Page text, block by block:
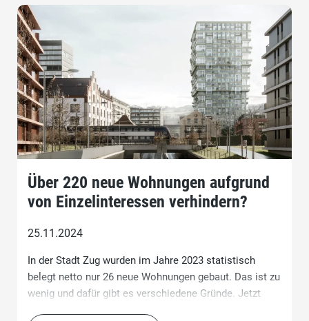
Über 220 neue Wohnungen aufgrund
von Einzelinteressen verhindern?
25.11.2024
In der Stadt Zug wurden im Jahre 2023 statistisch
belegt netto nur 26 neue Wohnungen gebaut. Das ist zu
wenig und dafür gibt es verschiedene Gründe. Jetzt